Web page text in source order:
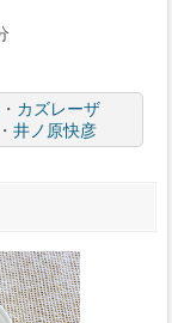
・ カズレーザ
・ 井ノ原快彦